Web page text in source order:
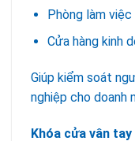
Phòng làm việc
Cửa hàng kinh
Giúp kiểm soát
nghiệp cho doanh
Khóa cửa vân